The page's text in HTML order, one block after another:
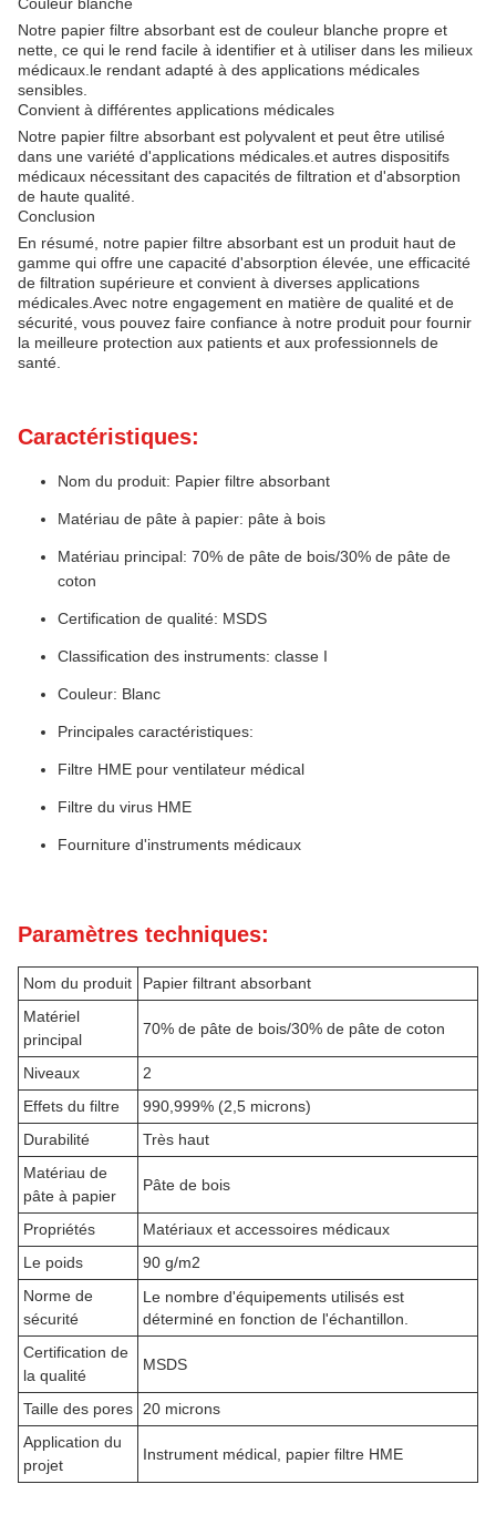
Notre papier filtre absorbant est de couleur blanche propre et
nette, ce qui le rend facile à identifier et à utiliser dans les milieux
médicaux.le rendant adapté à des applications médicales
sensibles.
Convient à différentes applications médicales
Notre papier filtre absorbant est polyvalent et peut être utilisé
dans une variété d'applications médicales.et autres dispositifs
médicaux nécessitant des capacités de filtration et d'absorption
de haute qualité.
Conclusion
En résumé, notre papier filtre absorbant est un produit haut de
gamme qui offre une capacité d'absorption élevée, une efficacité
de filtration supérieure et convient à diverses applications
médicales.Avec notre engagement en matière de qualité et de
sécurité, vous pouvez faire confiance à notre produit pour fournir
la meilleure protection aux patients et aux professionnels de
santé.
Caractéristiques:
Nom du produit: Papier filtre absorbant
Matériau de pâte à papier: pâte à bois
Matériau principal: 70% de pâte de bois/30% de pâte de
coton
Certification de qualité: MSDS
Classification des instruments: classe I
Couleur: Blanc
Principales caractéristiques:
Filtre HME pour ventilateur médical
Filtre du virus HME
Fourniture d'instruments médicaux
Paramètres techniques:
Nom du produit
Papier filtrant absorbant
Matériel
principal
70% de pâte de bois/30% de pâte de coton
Niveaux
2
Effets du filtre
990,999% (2,5 microns)
Durabilité
Très haut
Matériau de
pâte à papier
Pâte de bois
Propriétés
Matériaux et accessoires médicaux
Le poids
90 g/m2
Norme de
sécurité
Le nombre d'équipements utilisés est
déterminé en fonction de l'échantillon.
Certification de
la qualité
MSDS
Taille des pores
20 microns
Application du
projet
Instrument médical, papier filtre HME